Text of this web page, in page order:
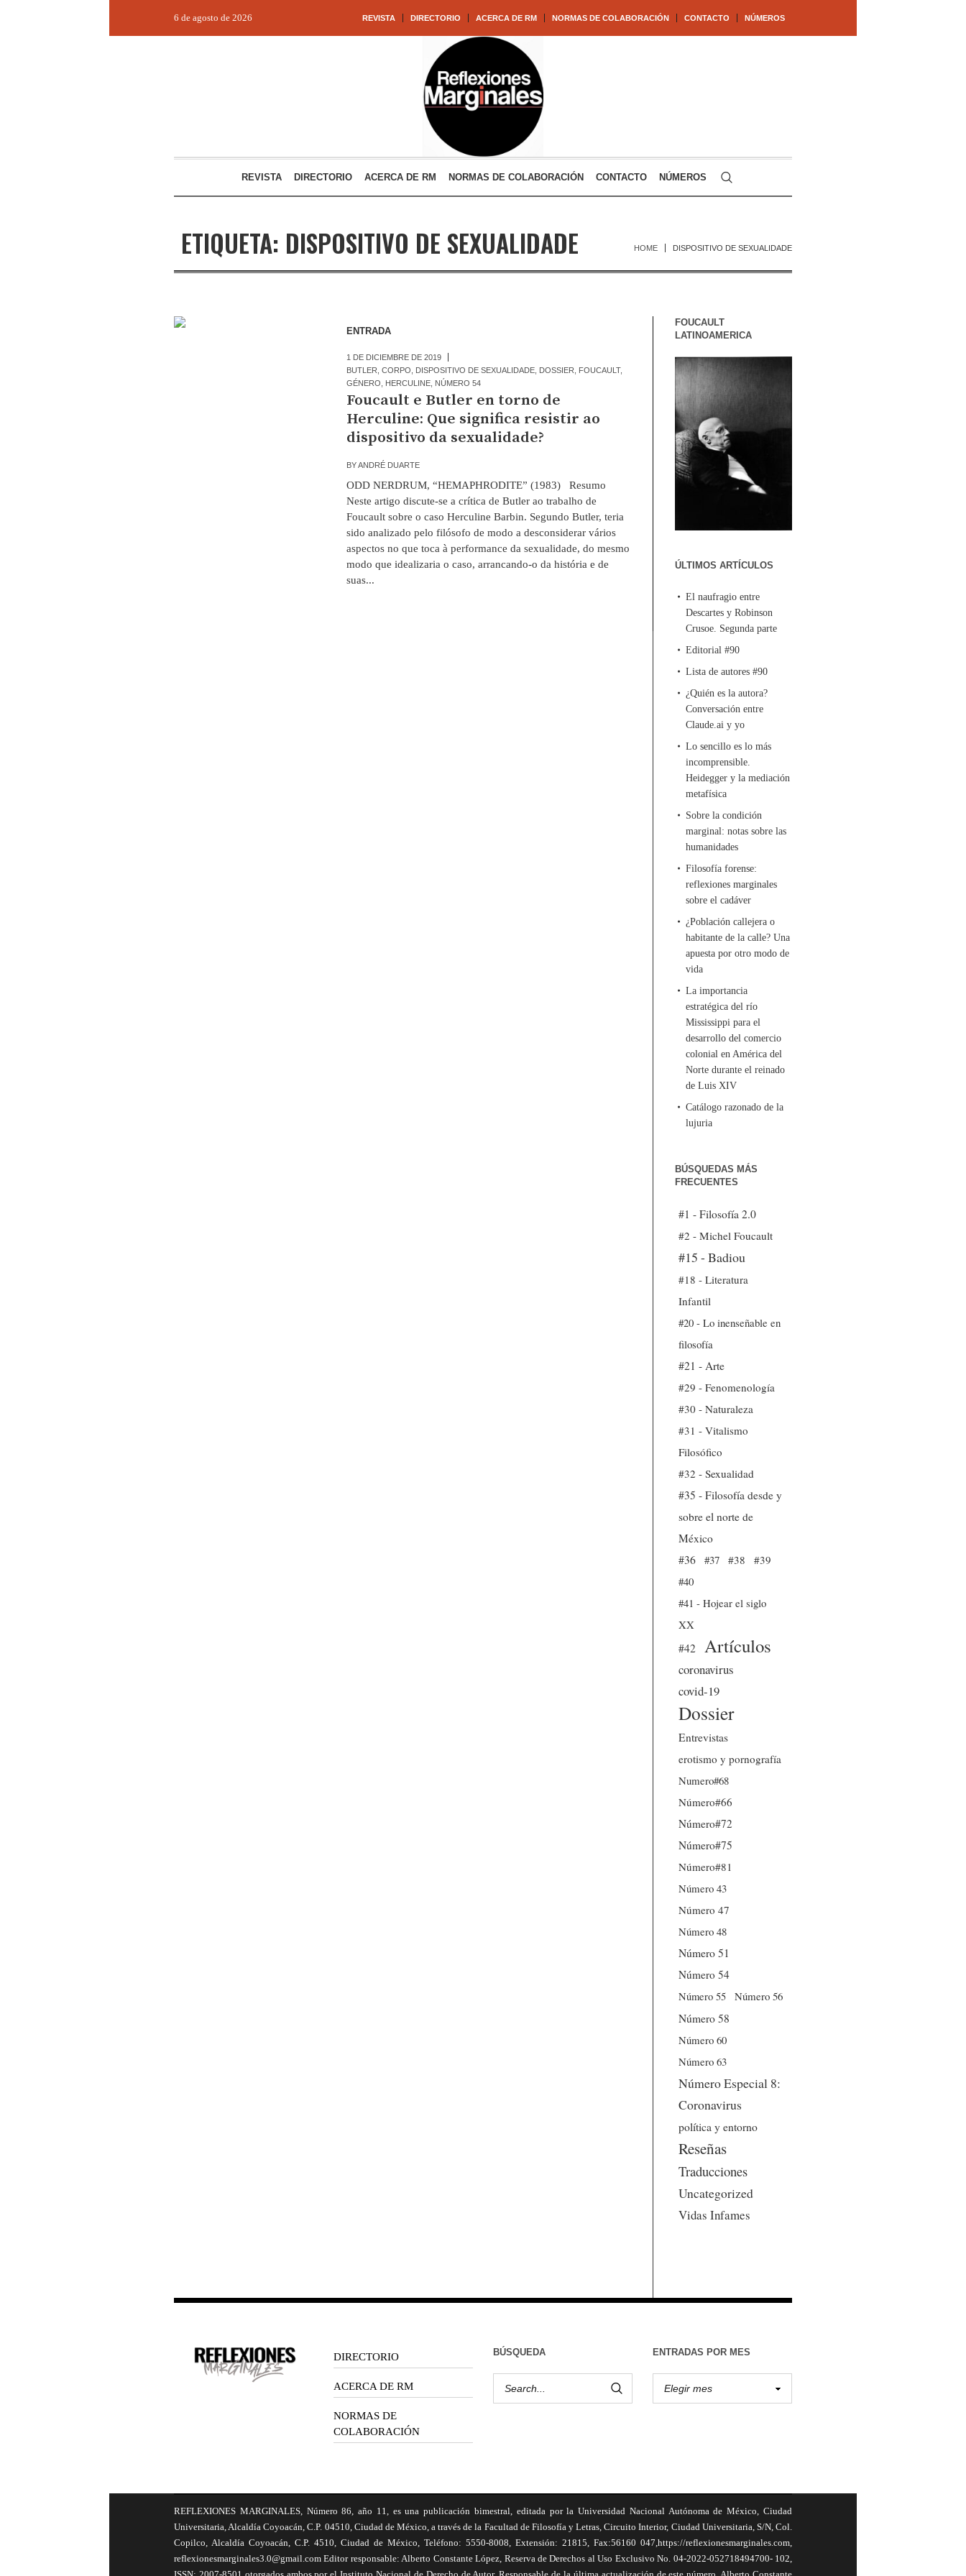
REVISTA DIRECTORIO ACERCA DE RM NORMAS DE COLABORACIÓN CONTACTO NÚMEROS
6 de agosto de 2026
REVISTA DIRECTORIO ACERCA DE RM NORMAS DE COLABORACIÓN CONTACTO NÚMEROS
ETIQUETA: DISPOSITIVO DE SEXUALIDADE HOME DISPOSITIVO DE SEXUALIDADE
ENTRADA
1 DE DICIEMBRE DE 2019
BUTLER CORPO DISPOSITIVO DE SEXUALIDADE, DOSSIER FOUCAULT,
GÉNERO
HERCULINE, NÚMERO 54
Foucault e Butler en torno de
Herculine: Que significa resistir ao
dispositivo da sexualidade?
BYANDRÉ DUARTE
ODD NERDRUM, “HEMAPHRODITE” (1983) Resumo
Neste artigo discute-se a crítica de Butler ao trabalho de
Foucault sobre o caso Herculine Barbin. Segundo Butler, teria
sido analizado pelo filósofo de modo a desconsiderar vários
aspectos no que toca à performance da sexualidade, do mesmo
modo que idealizaria o caso, arrancando-o da história e de
suas...
FOUCAULT
LATINOAMERICA
ÚLTIMOS ARTÍCULOS
El naufragio entre
Descartes y Robinson
Crusoe. Segunda parte
Editorial #90
Lista de autores #90
¿Quién es la autora?
Conversación entre
Claude.ai y yo
Lo sencillo es lo más
incomprensible.
Heidegger y la mediación
metafísica
Sobre la condición
marginal: notas sobre las
humanidades
Filosofía forense:
reflexiones marginales
sobre el cadáver
¿Población callejera o
habitante de la calle? Una
apuesta por otro modo de
vida
La importancia
estratégica del río
Mississippi para el
desarrollo del comercio
colonial en América del
Norte durante el reinado
de Luis XIV
Catálogo razonado de la
lujuria
BÚSQUEDAS MÁS
FRECUENTES
#1 - Filosofía 2.0
#2 - Michel Foucault
#15 - Badiou
#18 - Literatura
Infantil
#20 - Lo inenseñable en
filosofía
#21 - Arte
#29 - Fenomenología
#30 - Naturaleza
#31 - Vitalismo
Filosófico
#32 - Sexualidad
#35 - Filosofía desde y
sobre el norte de
México
#36
#37 #38
#39
#40
#41 - Hojear el siglo
XX
#42
Artículos
coronavirus
covid-19
Dossier
Entrevistas
erotismo y pornografía
Numero#68
Número#66
Número#72
Número#75
Número#81
Número 43
Número 47
Número 48
Número 51
Número 54
Número 55
Número 56
Número 58
Número 60
Número 63
Número Especial 8:
Coronavirus
política y entorno
Reseñas
Traducciones
Uncategorized
Vidas Infames
DIRECTORIO
ACERCA DE RM
NORMAS DE
COLABORACIÓN
BÚSQUEDA ENTRADAS POR MES
REFLEXIONES MARGINALES, Número 86, año 11, es una publicación bimestral, editada por la Universidad Nacional Autónoma de México, Ciudad
Universitaria, Alcaldía Coyoacán, C.P. 04510, Ciudad de México, a través de la Facultad de Filosofía y Letras, Circuito Interior, Ciudad Universitaria, S/N, Col.
Copilco, Alcaldía Coyoacán, C.P. 4510, Ciudad de México, Teléfono: 5550-8008, Extensión: 21815, Fax:56160 047,https://reflexionesmarginales.com,
reflexionesmarginales3.0@gmail.com Editor responsable: Alberto Constante López, Reserva de Derechos al Uso Exclusivo No. 04-2022-052718494700- 102,